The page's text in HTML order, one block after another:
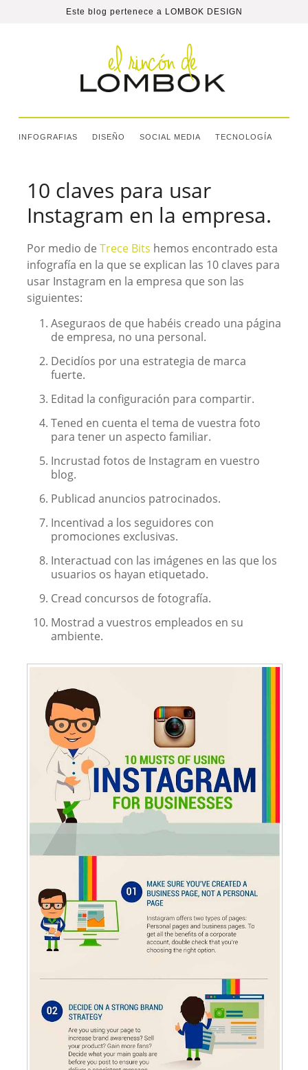
Este blog pertenece a LOMBOK DESIGN
INFOGRAFIAS DISEÑO SOCIAL MEDIA TECNOLOGÍA
10 claves para usar
Instagram en la empresa.
Por medio de Trece Bits hemos encontrado esta
infografía en la que se explican las 10 claves para
usar Instagram en la empresa que son las
siguientes:
Aseguraos de que habéis creado una página
de empresa, no una personal.
Decidíos por una estrategia de marca
fuerte.
Editad la configuración para compartir.
Tened en cuenta el tema de vuestra foto
para tener un aspecto familiar.
Incrustad fotos de Instagram en vuestro
blog.
Publicad anuncios patrocinados.
Incentivad a los seguidores con
promociones exclusivas.
Interactuad con las imágenes en las que los
usuarios os hayan etiquetado.
Cread concursos de fotografía.
Mostrad a vuestros empleados en su
ambiente.